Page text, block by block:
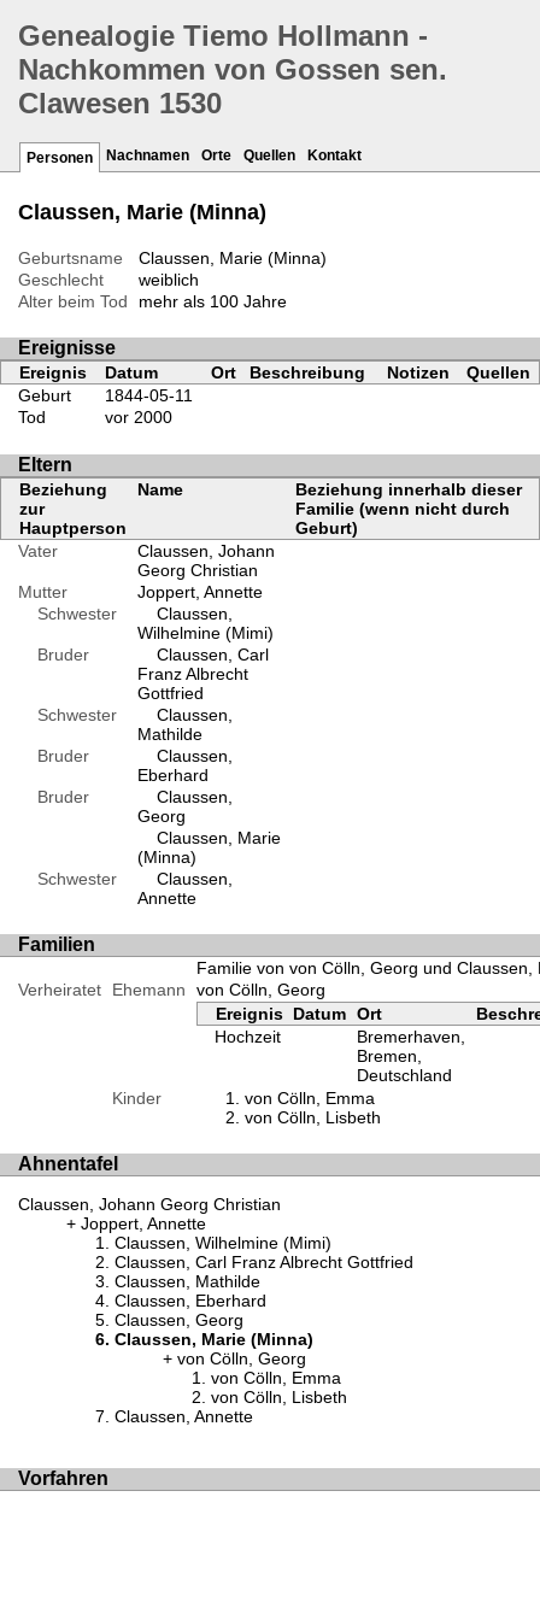
Genealogie Tiemo Hollmann -
Nachkommen von Gossen sen.
Clawesen 1530
Personen Nachnamen Orte Quellen Kontakt
Claussen, Marie (Minna)
Geburtsname
Claussen, Marie (Minna)
Geschlecht
weiblich
Alter beim Tod
mehr als 100 Jahre
Ereignisse
Ereignis Datum Ort Beschreibung Notizen
Quellen
Geburt
1844-05-11
Tod
vor 2000
Eltern
Beziehung
zur
Hauptperson
Name
Beziehung innerhalb dieser
Familie (wenn nicht durch
Geburt)
Vater
Claussen, Johann
Georg Christian
Mutter
Joppert, Annette
Schwester
Claussen,
Wilhelmine (Mimi)
Bruder
Claussen, Carl
Franz Albrecht
Gottfried
Schwester
Claussen,
Mathilde
Bruder
Claussen,
Eberhard
Bruder
Claussen,
Georg
Claussen, Marie
(Minna)
Schwester
Claussen,
Annette
Familien
Familie von von Cölln, Georg und Claussen,
Verheiratet
Ehemann
von Cölln, Georg
Ereignis Datum Ort
Hochzeit
Bremerhaven,
Bremen,
Deutschland
Kinder
von Cölln, Emma
von Cölln, Lisbeth
Ahnentafel
Claussen, Johann Georg Christian
Joppert, Annette
Claussen, Wilhelmine (Mimi)
Claussen, Carl Franz Albrecht Gottfried
Claussen, Mathilde
Claussen, Eberhard
Claussen, Georg
Claussen, Marie (Minna)
von Cölln, Georg
von Cölln, Emma
von Cölln, Lisbeth
Claussen, Annette
Vorfahren